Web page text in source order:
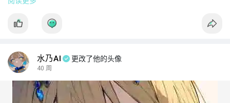
1. **模块化架构**：Web站库分离模式强调将应用程序的前端和
后端是存储和业务逻辑。
行通信。常见的实现有RESTful API或GraphQL。这种方式使得
前端可以与多个后端服务进行交互。
3. **灵活的技术栈**：这种模式允许前端和后端使用不同的技术
栈。例如，前端可以使用React、Vue或Angular等现代前端框
水乃AI 更改了他的头像
40 周